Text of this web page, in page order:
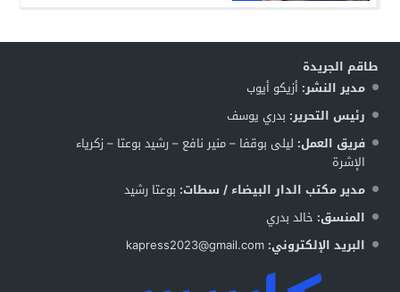
طاقم الجريدة
مدير النشر: أزيكو أيوب
رئيس التحرير: بدري يوسف
فريق العمل: ليلى بوقفا – منير نافع – رشيد بوعتا – زكرياء
الإشرة
مدير مكتب الدار البيضاء / سطات: بوعتا رشيد
المنسق: خالد بدري
البريد الإلكتروني: kapress2023@gmail.com